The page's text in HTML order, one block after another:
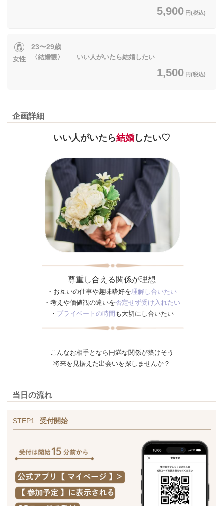
5,900 円(税込)
女性
23〜29歳
〈結婚観〉 いい人がいたら結婚したい
1,500 円(税込)
企画詳細
いい人がいたら結婚したい♡
尊重し合える関係が理想
・お互いの仕事や趣味嗜好を理解し合いたい
・考えや価値観の違いを否定せず受け入れたい
・ プライベートの時間 も大切にし合いたい
こんなお相手となら円満な関係が築けそう
将来を見据えた出会いを探しませんか？
当日の流れ
STEP1 受付開始